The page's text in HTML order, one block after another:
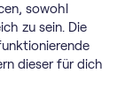
sowohl
zu sein. Die
dieser für dich